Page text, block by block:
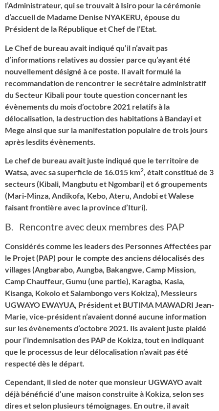
l’Administrateur, qui se trouvait à Isiro pour la cérémonie
d’accueil de Madame Denise NYAKERU, épouse du
Président de la République et Chef de l’Etat.
Le Chef de bureau avait indiqué qu’il n’avait pas
d’informations relatives au dossier parce qu’ayant été
nouvellement désigné à ce poste. Il avait formulé la
recommandation de rencontrer le secrétaire administratif
du Secteur Kibali pour toute question concernant les
évènements du mois d’octobre 2021 relatifs à la
délocalisation, la destruction des habitations à Bandayi et
Mege ainsi que sur la manifestation populaire de trois jours
après lesdits évènements.
Le chef de bureau avait juste indiqué que le territoire de
Watsa, avec sa superficie de 16.015 km2, était constitué de 3
secteurs (Kibali, Mangbutu et Ngombari) et 6 groupements
(Mari-Minza, Andikofa, Kebo, Ateru, Andobi et Walese
faisant frontière avec la province d’Ituri).
B. Rencontre avec deux membres des PAP
Considérés comme les leaders des Personnes Affectées par
le Projet (PAP) pour le compte des anciens délocalisés des
villages (Angbarabo, Aungba, Bakangwe, Camp Mission,
Camp Chauffeur, Gumu (une partie), Karagba, Kasia,
Kisanga, Kokolo et Salambongo vers Kokiza), Messieurs
UGWAYO EWAYUA, Président et BUTIMA MAWADRI Jean-
Marie, vice-président n’avaient donné aucune information
sur les évènements d’octobre 2021. Ils avaient juste plaidé
pour l’indemnisation des PAP de Kokiza, tout en indiquant
que le processus de leur délocalisation n’avait pas été
respecté dès le départ.
Cependant, il sied de noter que monsieur UGWAYO avait
déjà bénéficié d’une maison construite à Kokiza, selon ses
dires et selon plusieurs témoignages. En outre, il avait